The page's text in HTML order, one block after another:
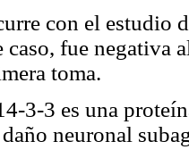
con el estudio
caso, fue
toma.
3-3 es una
neuronal